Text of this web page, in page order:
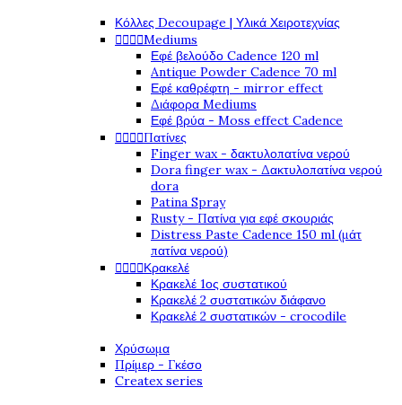
Κόλλες Decoupage | Υλικά Χειροτεχνίας
Mediums
Εφέ βελούδο Cadence 120 ml
Antique Powder Cadence 70 ml
Εφέ καθρέφτη - mirror effect
Διάφορα Mediums
Εφέ βρύα - Moss effect Cadence
Πατίνες
Finger wax - δακτυλοπατίνα νερού
Dora finger wax - Δακτυλοπατίνα νερού
dora
Patina Spray
Rusty - Πατίνα για εφέ σκουριάς
Distress Paste Cadence 150 ml (μάτ
πατίνα νερού)
Κρακελέ
Κρακελέ 1ος συστατικού
Κρακελέ 2 συστατικών διάφανο
Κρακελέ 2 συστατικών - crocodile
Χρύσωμα
Πρίμερ - Γκέσο
Createx series